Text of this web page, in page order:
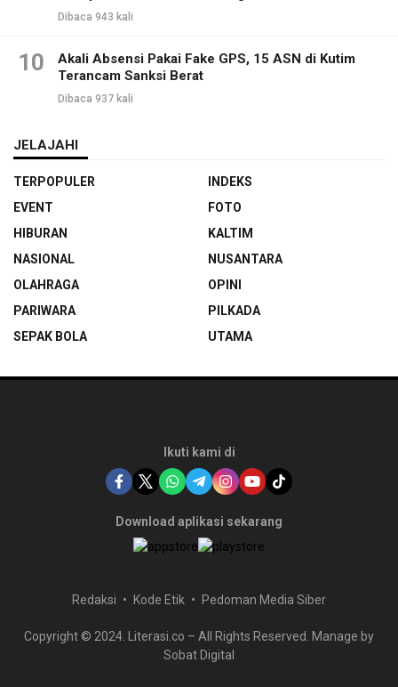
Dibaca 943 kali
10
Akali Absensi Pakai Fake GPS, 15 ASN di Kutim
Terancam Sanksi Berat
Dibaca 937 kali
JELAJAHI
TERPOPULER
INDEKS
EVENT
FOTO
HIBURAN
KALTIM
NASIONAL
NUSANTARA
OLAHRAGA
OPINI
PARIWARA
PILKADA
SEPAK BOLA
UTAMA
Ikuti kami di
Download aplikasi sekarang
Redaksi Kode Etik Pedoman Media Siber
Copyright © 2024. Literasi.co – All Rights Reserved. Manage by
Sobat Digital